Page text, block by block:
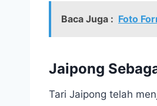
Baca Juga : Foto
Jaipong
Tari Jaipong telah